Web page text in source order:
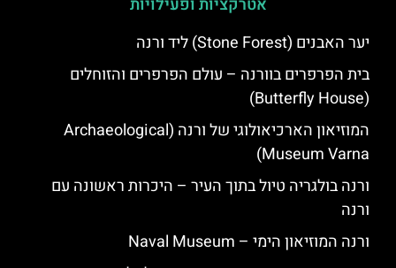
יער האבנים (Stone Forest) ליד ורנה
בית הפרפרים בוורנה – עולם הפרפרים והזוחלים
(Butterfly House)
המוזיאון הארכיאולוגי של ורנה (Archaeological
Museum Varna)
ורנה בולגריה טיול בתוך העיר – היכרות ראשונה עם
ורנה
ורנה המוזיאון הימי – Naval Museum